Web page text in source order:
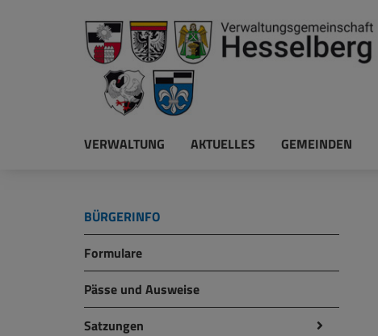
VERWALTUNG AKTUELLES GEMEINDEN
BÜRGERINFO
Formulare
Pässe und Ausweise
Satzungen